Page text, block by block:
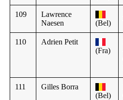
109
Lawrence
Naesen
(Bel)
110
Adrien Petit
(Fra)
111
Gilles Borra
(Bel)